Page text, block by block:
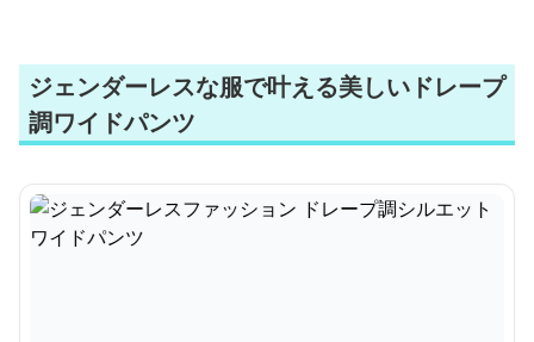
ジェンダーレスな服で叶える美しいドレープ
調ワイドパンツ